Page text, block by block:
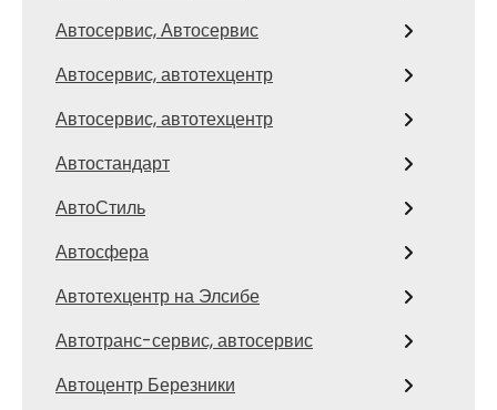
Автосервис, Автосервис
Автосервис, автотехцентр
Автосервис, автотехцентр
Автостандарт
АвтоСтиль
Автосфера
Автотехцентр на Элсибе
Автотранс-сервис, автосервис
Автоцентр Березники